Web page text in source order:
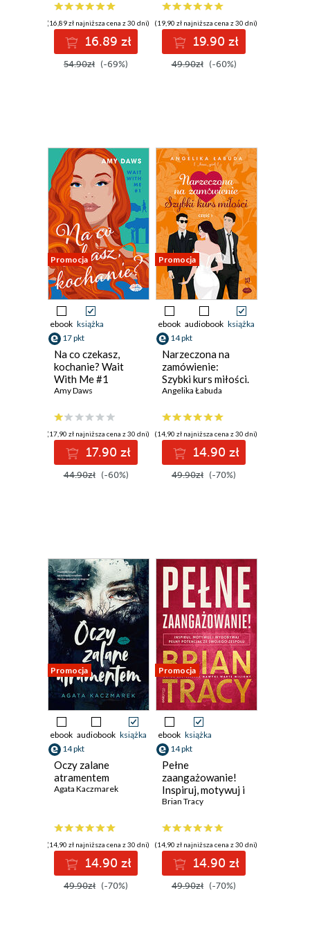
(16,89 zł najniższa cena z 30 dni)
16.89 zł
54.90zł (-69%)
(19,90 zł najniższa cena z 30 dni)
19.90 zł
49.90zł (-60%)
Promocja
ebook książka
17 pkt
Na co czekasz,
kochanie? Wait
With Me #1
Amy Daws
(17,90 zł najniższa cena z 30 dni)
17.90 zł
44.90zł (-60%)
Promocja
ebook audiobook książka
14 pkt
Narzeczona na
zamówienie:
Szybki kurs miłości.
Część I
Angelika Łabuda
(14,90 zł najniższa cena z 30 dni)
14.90 zł
49.90zł (-70%)
Promocja
ebook audiobook książka
14 pkt
Oczy zalane
atramentem
Agata Kaczmarek
(14,90 zł najniższa cena z 30 dni)
14.90 zł
49.90zł (-70%)
Promocja
ebook książka
14 pkt
Pełne
zaangażowanie!
Inspiruj, motywuj i
wydobywaj pełny
swojego zespołu
Brian Tracy
(14,90 zł najniższa cena z 30 dni)
14.90 zł
49.90zł (-70%)